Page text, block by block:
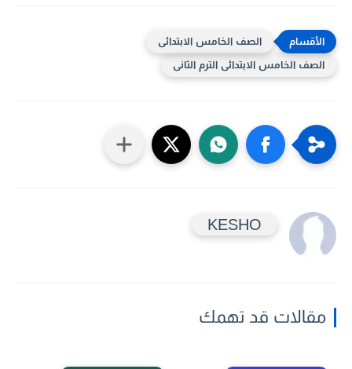
الصف الخامس الابتدائى
الصف الخامس الابتدائى الترم الثانى
KESHO
مقالات قد تهمك